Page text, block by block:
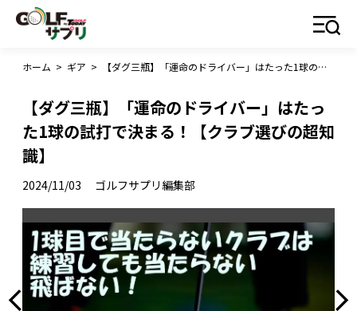
ホーム > ギア > 【ダグ三瓶】「運命のドライバー」はたった1球の試打で決まる！【クラブ選びの超知識】
【ダグ三瓶】「運命のドライバー」はたっ
た1球の試打で決まる！【クラブ選びの超知
識】
2024/11/03 ゴルフサプリ編集部